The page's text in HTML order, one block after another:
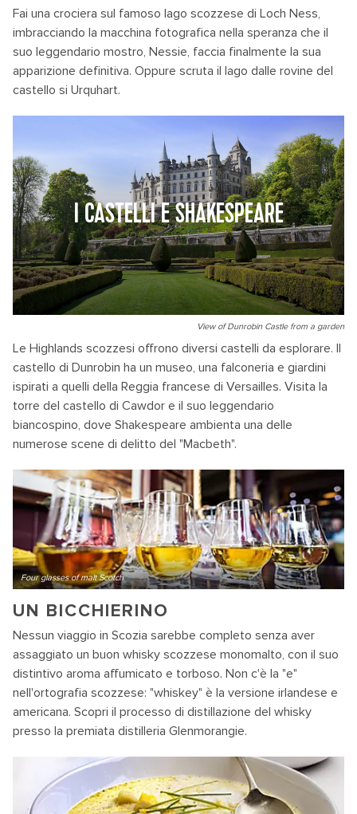
Fai una crociera sul famoso lago scozzese di Loch Ness,
imbracciando la macchina fotografica nella speranza che il
suo leggendario mostro, Nessie, faccia finalmente la sua
apparizione definitiva. Oppure scruta il lago dalle rovine del
castello si Urquhart.
I CASTELLI E SHAKESPEARE
View of Dunrobin Castle from a garden
Le Highlands scozzesi offrono diversi castelli da esplorare. Il
castello di Dunrobin ha un museo, una falconeria e giardini
ispirati a quelli della Reggia francese di Versailles. Visita la
torre del castello di Cawdor e il suo leggendario
biancospino, dove Shakespeare ambienta una delle
numerose scene di delitto del "Macbeth".
Four glasses of malt Scotch
UN BICCHIERINO
Nessun viaggio in Scozia sarebbe completo senza aver
assaggiato un buon whisky scozzese monomalto, con il suo
distintivo aroma affumicato e torboso. Non c'è la "e"
nell'ortografia scozzese: "whiskey" è la versione irlandese e
americana. Scopri il processo di distillazione del whisky
presso la premiata distilleria Glenmorangie.